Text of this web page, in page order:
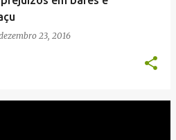
23, 2016